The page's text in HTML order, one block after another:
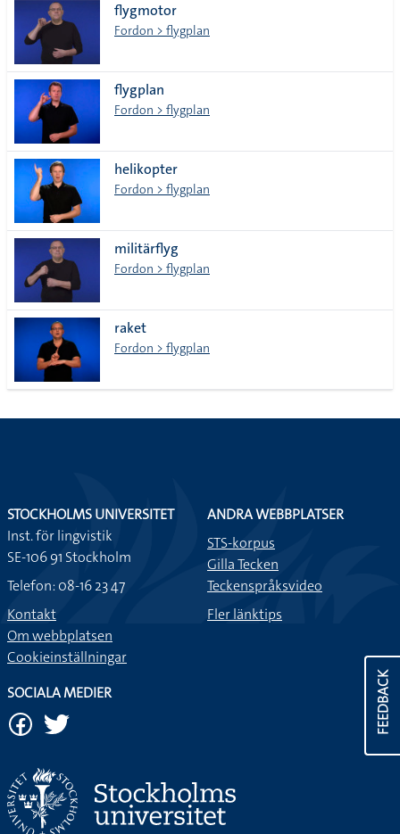
tecken
flygmotor
Fordon > flygplan
flygplan
Fordon > flygplan
helikopter
Fordon > flygplan
militärflyg
Fordon > flygplan
raket
Fordon > flygplan
FEEDBACK
STOCKHOLMS UNIVERSITET
Inst. för lingvistik
SE-106 91 Stockholm
Telefon: 08-16 23 47
Kontakt
Om webbplatsen
Cookieinställningar
ANDRA WEBBPLATSER
STS-korpus
Gilla Tecken
Teckenspråksvideo
Fler länktips
SOCIALA MEDIER